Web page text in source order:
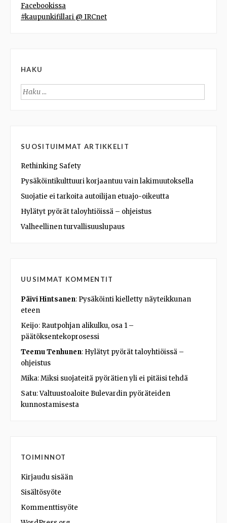
Facebookissa
#kaupunkifillari @ IRCnet
HAKU
Haku:
SUOSITUIMMAT ARTIKKELIT
Rethinking Safety
Pysäköintikulttuuri korjaantuu vain lakimuutoksella
Suojatie ei tarkoita autoilijan etuajo-oikeutta
Hylätyt pyörät taloyhtiöissä – ohjeistus
Valheellinen turvallisuuslupaus
UUSIMMAT KOMMENTIT
Päivi Hintsanen: Pysäköinti kielletty näyteikkunan
eteen
Keijo: Rautpohjan alikulku, osa 1 –
päätöksentekoprosessi
Teemu Tenhunen: Hylätyt pyörät taloyhtiöissä –
ohjeistus
Mika:Miksi suojateitä pyörätien yli ei pitäisi tehdä
Satu:Valtuustoaloite Bulevardin pyöräteiden
kunnostamisesta
TOIMINNOT
Kirjaudu sisään
Sisältösyöte
Kommenttisyöte